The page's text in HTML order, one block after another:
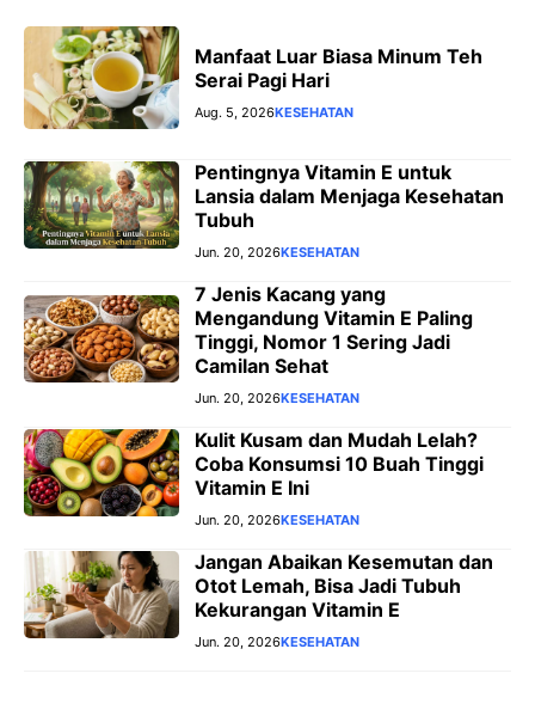
Manfaat Luar Biasa Minum Teh
Serai Pagi Hari
Aug. 5, 2026KESEHATAN
Pentingnya Vitamin E untuk
Lansia dalam Menjaga Kesehatan
Tubuh
Jun. 20, 2026KESEHATAN
7 Jenis Kacang yang
Mengandung Vitamin E Paling
Tinggi, Nomor 1 Sering Jadi
Camilan Sehat
Jun. 20, 2026KESEHATAN
Kulit Kusam dan Mudah Lelah?
Coba Konsumsi 10 Buah Tinggi
Vitamin E Ini
Jun. 20, 2026KESEHATAN
Jangan Abaikan Kesemutan dan
Otot Lemah, Bisa Jadi Tubuh
Kekurangan Vitamin E
Jun. 20, 2026KESEHATAN